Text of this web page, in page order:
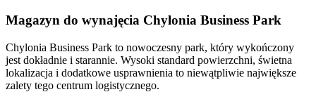
Magazyn do wynajęcia Chylonia Business Park
Chylonia Business Park to nowoczesny park, który wykończony
jest dokładnie i starannie. Wysoki standard powierzchni, świetna
lokalizacja i dodatkowe usprawnienia to niewątpliwie największe
zalety tego centrum logistycznego.